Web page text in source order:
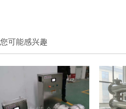
您可能感兴趣